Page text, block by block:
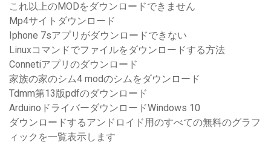
これ以上のMODをダウンロードできません
Mp4サイトダウンロード
Iphone 7sアプリがダウンロードできない
Linuxコマンドでファイルをダウンロードする方法
Connetiアプリのダウンロード
家族の家のシム4 modのシムをダウンロード
Tdmm第13版pdfのダウンロード
ArduinoドライバーダウンロードWindows 10
ダウンロードするアン​​ドロイド用のすべての無料のグラフ
ィックを一覧表示します